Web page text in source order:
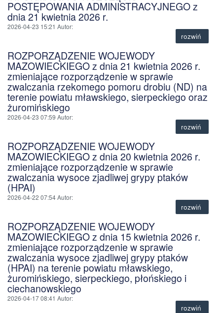
POSTĘPOWANIA ADMINISTRACYJNEGO z
dnia 21 kwietnia 2026 r.
2026-04-23 15:21 Autor:
rozwiń
ROZPORZĄDZENIE WOJEWODY
MAZOWIECKIEGO z dnia 21 kwietnia 2026 r.
zmieniające rozporządzenie w sprawie
zwalczania rzekomego pomoru drobiu (ND) na
terenie powiatu mławskiego, sierpeckiego oraz
żuromińskiego
2026-04-23 07:59 Autor:
rozwiń
ROZPORZĄDZENIE WOJEWODY
MAZOWIECKIEGO z dnia 20 kwietnia 2026 r.
zmieniające rozporządzenie w sprawie
zwalczania wysoce zjadliwej grypy ptaków
(HPAI)
2026-04-22 07:54Autor:
rozwiń
ROZPORZĄDZENIE WOJEWODY
MAZOWIECKIEGO z dnia 15 kwietnia 2026 r.
zmieniające rozporządzenie w sprawie
zwalczania wysoce zjadliwej grypy ptaków
(HPAI) na terenie powiatu mławskiego,
żuromińskiego, sierpeckiego, płońskiego i
ciechanowskiego
2026-04-17 08:41 Autor:
rozwiń